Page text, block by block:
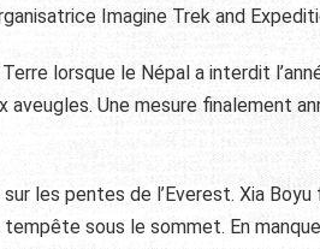
Imagine Trek and
lorsque le Népal a interdit
Une mesure finalement
les pentes de l’Everest. Xia
sous le sommet. En